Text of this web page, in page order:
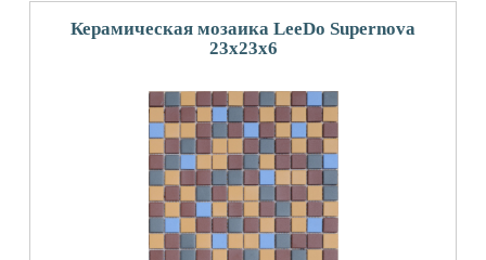
Керамическая мозаика LeeDo Supernova
23x23x6